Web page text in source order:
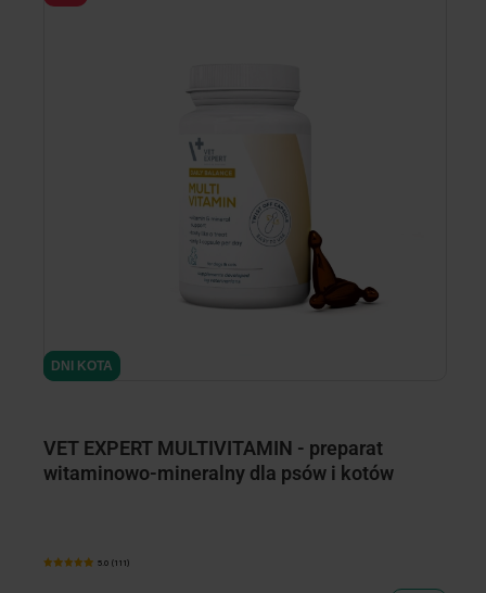
DNI KOTA
DNI KOTA
VET EXPERT MULTIVITAMIN - preparat
witaminowo-mineralny dla psów i kotów
5.0 (111)